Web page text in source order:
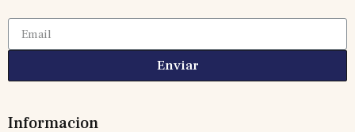
Enviar
Informacion